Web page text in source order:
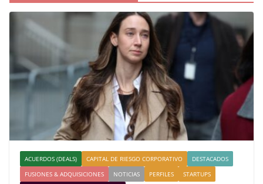
ACUERDOS (DEALS) CAPITAL DE RIESGO CORPORATIVO
DESTACADOS
FUSIONES & ADQUISICIONES
NOTICIAS PERFILES
STARTUPS